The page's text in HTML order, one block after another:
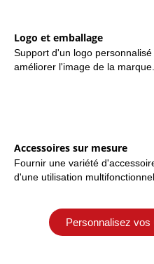
Logo et emballage
Support d'un logo
améliorer l'image de la marque.
Accessoires sur mesure
Fournir une variété
d'une utilisation
Personnalisez vos